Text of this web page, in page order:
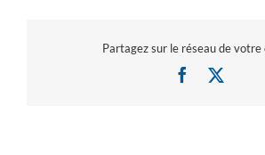
Partagez sur le réseau de votre
Facebook